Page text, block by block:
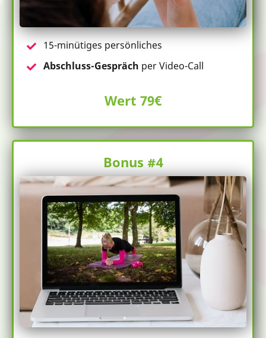
15-minütiges persönliches
Abschluss-Gespräch per Video-Call
Wert 79€
Bonus #4